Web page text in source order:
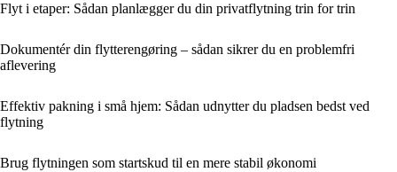
Flyt i etaper: Sådan planlægger du din privatflytning trin for trin
Dokumentér din flytterengøring – sådan sikrer du en problemfri
aflevering
Effektiv pakning i små hjem: Sådan udnytter du pladsen bedst ved
flytning
Brug flytningen som startskud til en mere stabil økonomi